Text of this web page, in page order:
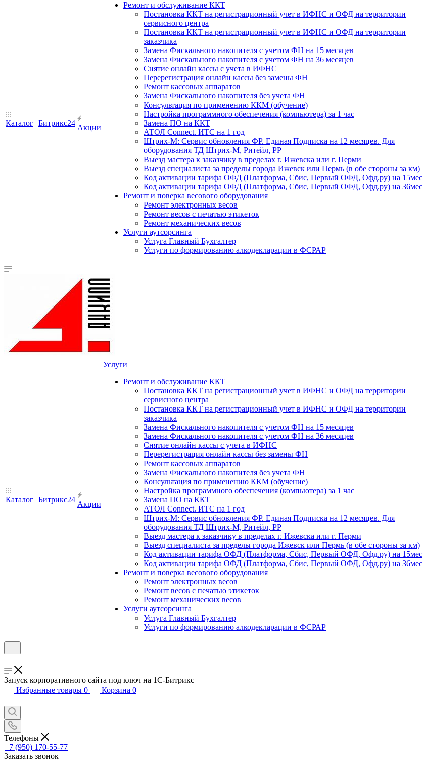
Каталог Битрикс24
Акции
Ремонт и обслуживание ККТ
Постановка ККТ на регистрационный учет в ИФНС и ОФД на территории
сервисного центра
Постановка ККТ на регистрационный учет в ИФНС и ОФД на территории
заказчика
Замена Фискального накопителя с учетом ФН на 15 месяцев
Замена Фискального накопителя с учетом ФН на 36 месяцев
Снятие онлайн кассы с учета в ИФНС
Перерегистрация онлайн кассы без замены ФН
Ремонт кассовых аппаратов
Замена Фискального накопителя без учета ФН
Консультация по применению ККМ (обучение)
Настройка программного обеспечения (компьютера) за 1 час
Замена ПО на ККТ
АТОЛ Connect. ИТС на 1 год
Штрих-М: Сервис обновления ФР. Единая Подписка на 12 месяцев. Для
оборудования ТД Штрих-М, Ритейл, РР
Выезд мастера к заказчику в пределах г. Ижевска или г. Перми
Выезд специалиста за пределы города Ижевск или Пермь (в обе стороны за км)
Код активации тарифа ОФД (Платформа, Сбис, Первый ОФД, Офд.ру) на 15мес
Код активации тарифа ОФД (Платформа, Сбис, Первый ОФД, Офд.ру) на 36мес
Ремонт и поверка весового оборудования
Ремонт электронных весов
Ремонт весов с печатью этикеток
Ремонт механических весов
Услуги аутсорсинга
Услуга Главный Бухгалтер
Услуги по формированию алкодекларации в ФСРАР
Каталог Битрикс24
Акции
Услуги
Ремонт и обслуживание ККТ
Постановка ККТ на регистрационный учет в ИФНС и ОФД на территории
сервисного центра
Постановка ККТ на регистрационный учет в ИФНС и ОФД на территории
заказчика
Замена Фискального накопителя с учетом ФН на 15 месяцев
Замена Фискального накопителя с учетом ФН на 36 месяцев
Снятие онлайн кассы с учета в ИФНС
Перерегистрация онлайн кассы без замены ФН
Ремонт кассовых аппаратов
Замена Фискального накопителя без учета ФН
Консультация по применению ККМ (обучение)
Настройка программного обеспечения (компьютера) за 1 час
Замена ПО на ККТ
АТОЛ Connect. ИТС на 1 год
Штрих-М: Сервис обновления ФР. Единая Подписка на 12 месяцев. Для
оборудования ТД Штрих-М, Ритейл, РР
Выезд мастера к заказчику в пределах г. Ижевска или г. Перми
Выезд специалиста за пределы города Ижевск или Пермь (в обе стороны за км)
Код активации тарифа ОФД (Платформа, Сбис, Первый ОФД, Офд.ру) на 15мес
Код активации тарифа ОФД (Платформа, Сбис, Первый ОФД, Офд.ру) на 36мес
Ремонт и поверка весового оборудования
Ремонт электронных весов
Ремонт весов с печатью этикеток
Ремонт механических весов
Услуги аутсорсинга
Услуга Главный Бухгалтер
Услуги по формированию алкодекларации в ФСРАР
Запуск корпоративного сайта под ключ на 1С-Битрикс
Избранные товары 0 Корзина 0
Телефоны
+7 (950) 170-55-77
Заказать звонок